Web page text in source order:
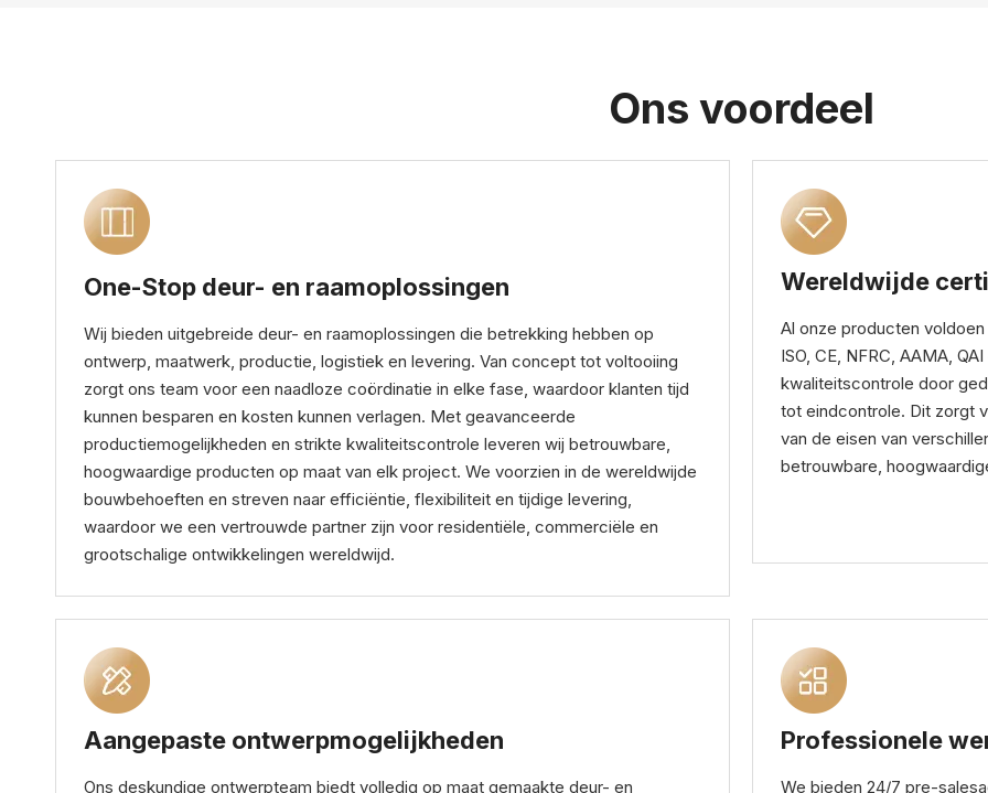
Ons voordeel
One-Stop deur- en raamoplossingen
Wij bieden uitgebreide deur- en raamoplossingen die betrekking hebben op
ontwerp, maatwerk, productie, logistiek en levering. Van concept tot voltooiing
zorgt ons team voor een naadloze coördinatie in elke fase, waardoor klanten tijd
kunnen besparen en kosten kunnen verlagen. Met geavanceerde
productiemogelijkheden en strikte kwaliteitscontrole leveren wij betrouwbare,
hoogwaardige producten op maat van elk project. We voorzien in de wereldwijde
bouwbehoeften en streven naar efficiëntie, flexibiliteit en tijdige levering,
waardoor we een vertrouwde partner zijn voor residentiële, commerciële en
grootschalige ontwikkelingen wereldwijd.
Wereldwijde
Al onze producten
ISO, CE, NFRC, AAMA,
kwaliteitscontrole door
tot eindcontrole. Dit zorgt
van de eisen van
betrouwbare,
Aangepaste ontwerpmogelijkheden
Ons deskundige ontwerpteam biedt volledig op maat gemaakte deur- en
Professionele
We bieden 24/7 pre-